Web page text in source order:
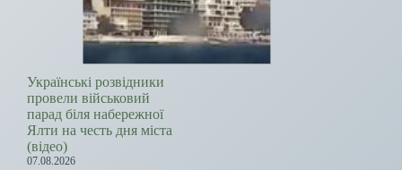
Українські розвідники
провели військовий
парад біля набережної
Ялти на честь дня міста
(відео)
07.08.2026